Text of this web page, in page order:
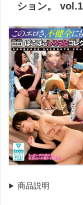
ション。
商品説明